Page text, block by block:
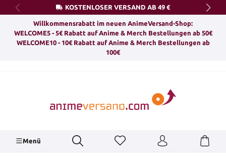
springen KOSTENLOSER VERSAND AB 49 €
Willkommensrabatt im neuen AnimeVersand-Shop:
WELCOME5 - 5€ Rabatt auf Anime & Merch Bestellungen ab 50€
WELCOME10 - 10€ Rabatt auf Anime & Merch Bestellungen ab
100€
Menü